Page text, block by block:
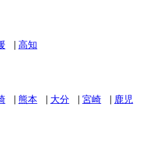
高知
熊本 大分 宮崎 鹿児